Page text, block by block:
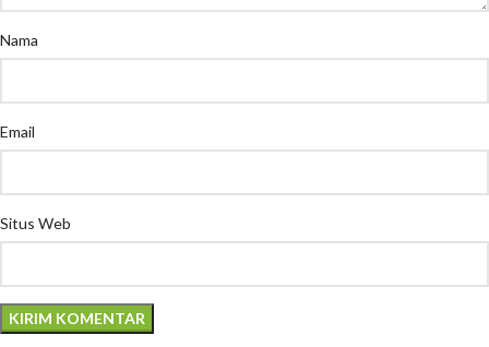
Nama
Email
Situs Web